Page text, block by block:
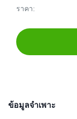
ราคา:
ข้อมูลจำเพาะ